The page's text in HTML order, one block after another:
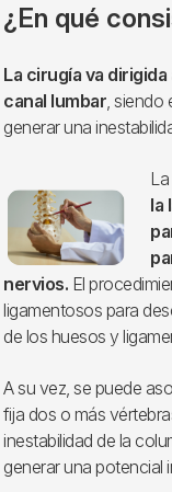
¿En qué
La cirugía va
canal lumbar ,
generar una
Imagen
la
nervios. El
ligamentosos para
de los huesos y
A su vez, se puede
fija dos o más
inestabilidad de la
generar una potencial